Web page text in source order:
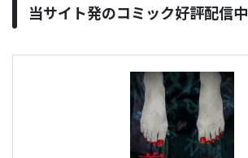
当サイト発のコミック好評配信中